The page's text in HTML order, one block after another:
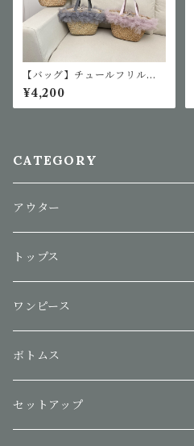
【バッグ】チュールフリルリ
ボンカゴバッグ
¥4,200
CATEGORY
アウター
トップス
ワンピース
ボトムス
セットアップ